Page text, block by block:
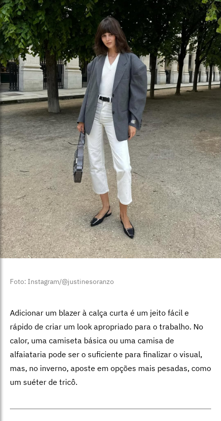
Foto: Instagram/@justinesoranzo
Adicionar um blazer à calça curta é um jeito fácil e
rápido de criar um look apropriado para o trabalho. No
calor, uma camiseta básica ou uma camisa de
alfaiataria pode ser o suficiente para finalizar o visual,
mas, no inverno, aposte em opções mais pesadas, como
um suéter de tricô.